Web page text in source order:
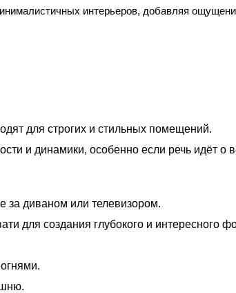
интерьеров, добавляя
для строгих и стильных помещений.
и динамики, особенно если речь идёт о
за диваном или телевизором.
для создания глубокого и интересного